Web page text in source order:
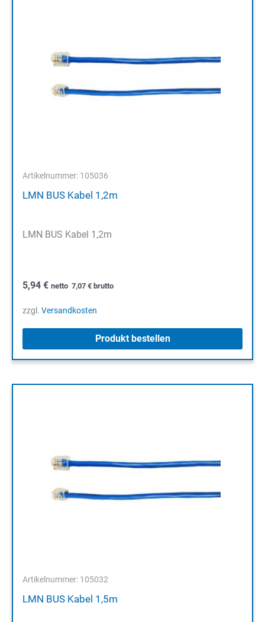
Artikelnummer: 105036
LMN BUS Kabel 1,2m
LMN BUS Kabel 1,2m
5,94 € netto 7,07 € brutto
zzgl. Versandkosten
Produkt bestellen
Artikelnummer: 105032
LMN BUS Kabel 1,5m